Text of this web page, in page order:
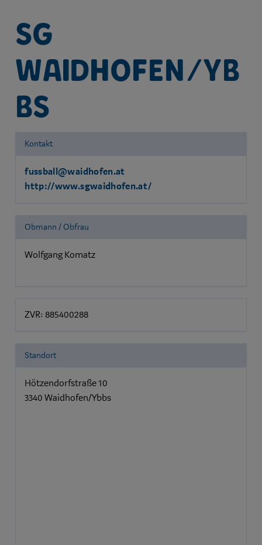
SG
Waidhofen/Yb
bs
Kontakt
fussball@waidhofen.at
http://www.sgwaidhofen.at/
Obmann / Obfrau
Wolfgang Komatz
ZVR: 885400288
Standort
Hötzendorfstraße 10
3340 Waidhofen/Ybbs